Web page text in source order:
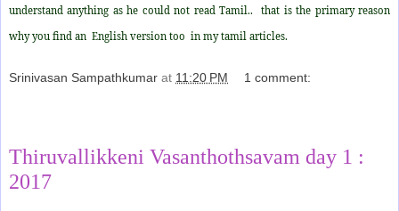
understand anything as he could not read Tamil.. that is the primary reason
why you find an English version too in my tamil articles.
Srinivasan Sampathkumar at 11:20 PM 1 comment:
Thiruvallikkeni Vasanthothsavam day 1 :
2017